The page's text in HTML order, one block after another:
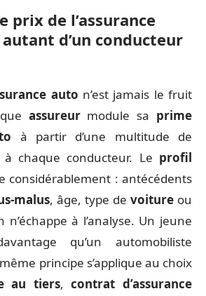
prix de l’assurance
d’un conducteur
auto n’est jamais le fruit
assureurmodule sa prime
à partir d’une multitude de
chaque conducteur. Le profil
considérablement : antécédents
malus, âge, type de voiture ou
n’échappe à l’analyse. Un jeune
qu’un automobiliste
principe s’applique au choix
au tiers,contrat d’assurance